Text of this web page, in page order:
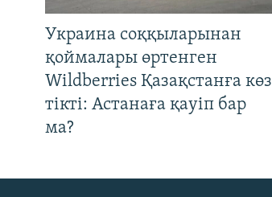
Украина соққыларынан
қоймалары өртенген
Wildberries Қазақстанға көз
тікті: Астанаға қауіп бар
ма?